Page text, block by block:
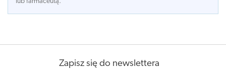
Zapisz się do newslettera